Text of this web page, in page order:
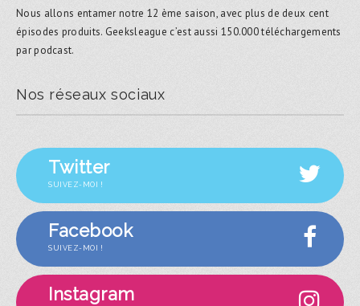
Nous allons entamer notre 12 ème saison, avec plus de deux cent
épisodes produits. Geeksleague c’est aussi 150.000 téléchargements
par podcast.
Nos réseaux sociaux
Twitter
SUIVEZ-MOI !
Facebook
SUIVEZ-MOI !
Instagram